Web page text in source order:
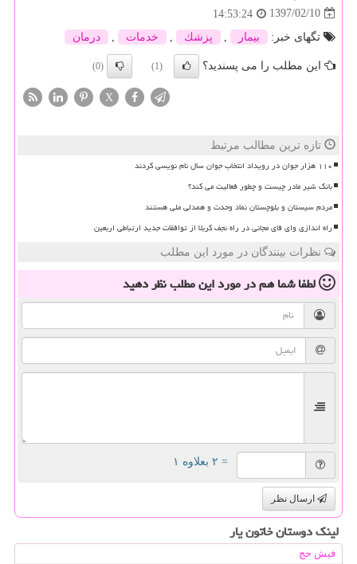
1397/02/10
14:53:24
تگهای خبر:
بیمار پزشك خدمات درمان
این مطلب را می پسندید؟ (1)
(0)
X
تازه ترین مطالب مرتبط
۱۱۰ هزار جوان در رویداد انتخاب جوان سال نام نویسی کردند
بانک شیر مادر چیست و چطور فعالیت می کند؟
مردم سیستان و بلوچستان نماد وحدت و همدلی ملی هستند
راه اندازی وای فای مجانی در راه نجف کربلا از توافقات جدید ارتباطی اربعین
نظرات بینندگان در مورد این مطلب
لطفا شما همدر مورد این مطلبنظر دهید
= ۲ بعلاوه ۱
ارسال نظر
لینک دوستان خاتون یار
فیش حج